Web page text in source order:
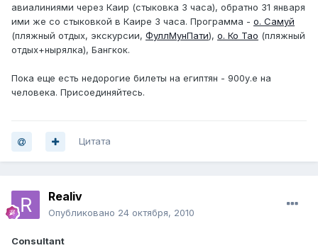
авиалиниями через Каир (стыковка 3 часа), обратно 31 января
ими же со стыковкой в Каире 3 часа. Программа - о. Самуй
(пляжный отдых, экскурсии, ФуллМунПати), о. Ко Тао (пляжный
отдых+нырялка), Бангкок.
Пока еще есть недорогие билеты на египтян - 900у.е на
человека. Присоединяйтесь.
Цитата
Realiv
Опубликовано 24 октября, 2010
Consultant